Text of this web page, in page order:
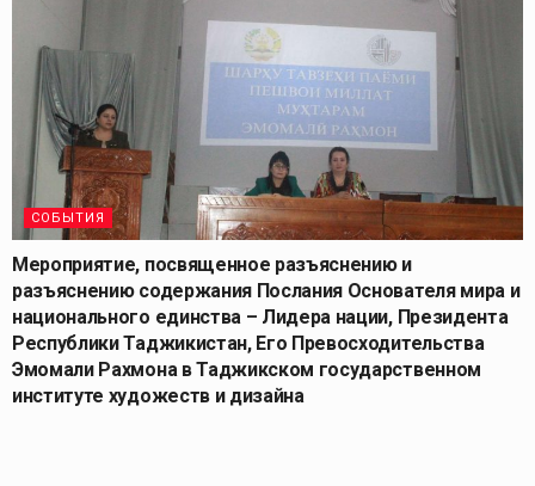
СОБЫТИЯ
Мероприятие, посвященное разъяснению и
разъяснению содержания Послания Основателя мира и
национального единства – Лидера нации, Президента
Республики Таджикистан, Его Превосходительства
Эмомали Рахмона в Таджикском государственном
институте художеств и дизайна